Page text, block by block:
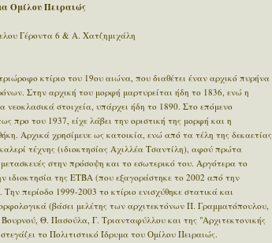
Ομίλου Πειραιώς
Γέροντα 6 & Α. Χατζημιχάλη
κτίριο του 19ου αιώνα, που διαθέτει έναν αρχικό πυρήνα
Στην αρχική του μορφή μαρτυρείται ήδη το 1836, ενώ η
νεοκλασικά στοιχεία, υπάρχει ήδη το 1890. Στο επόμενο
προ του 1937, είχε λάβει την οριστική της μορφή και η
Αρχικά χρησίμευε ως κατοικία, ενώ από τα τέλη της δεκαετίας
τέχνης (ιδιοκτησίας Αχιλλέα Τσαντίλη), αφού πρώτα
στην πρόσοψη και το εσωτερικό του. Αργότερα το
ιδιοκτησία της ΕΤΒΑ (που εξαγοράστηκε το 2002 από την
περίοδο 1999-2003 το κτίριο ενισχύθηκε στατικά και
(βάσει μελέτης των αρχιτεκτόνων Π. Γραμματόπουλου,
Θ. Πασούλα, Γ. Τριανταφύλλου και της "Αρχιτεκτονικής
το Πολιτιστικό Ίδρυμα του Ομίλου Πειραιώς.